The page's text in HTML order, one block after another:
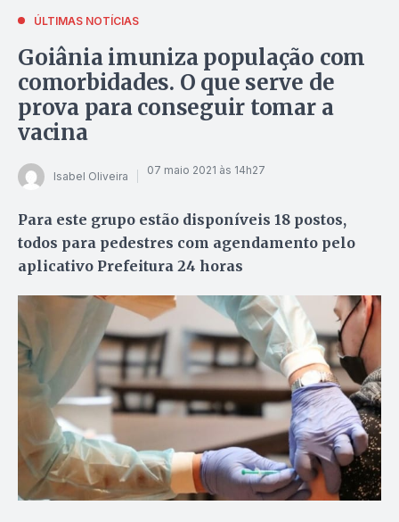
ÚLTIMAS NOTÍCIAS
Goiânia imuniza população com
comorbidades. O que serve de
prova para conseguir tomar a
vacina
Isabel Oliveira 07 maio 2021 às 14h27
Para este grupo estão disponíveis 18 postos,
todos para pedestres com agendamento pelo
aplicativo Prefeitura 24 horas